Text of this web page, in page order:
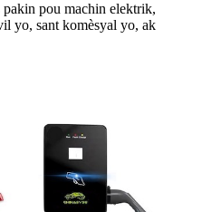
pou machin elektrik,
yo, sant komèsyal yo, ak